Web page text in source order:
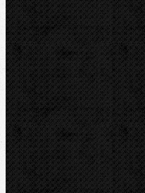
Montážní výbava
Svěráky a pracovní stoly
Pájení a hořáky
Svářečky plastů